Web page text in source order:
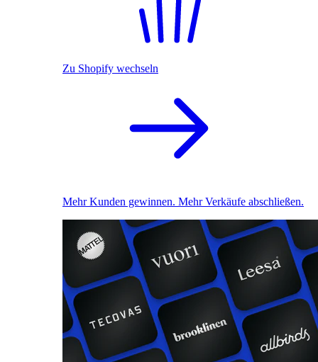
Zu Shopify wechseln
Mehr Kunden gewinnen. Mehr Verkäufe abschließen.